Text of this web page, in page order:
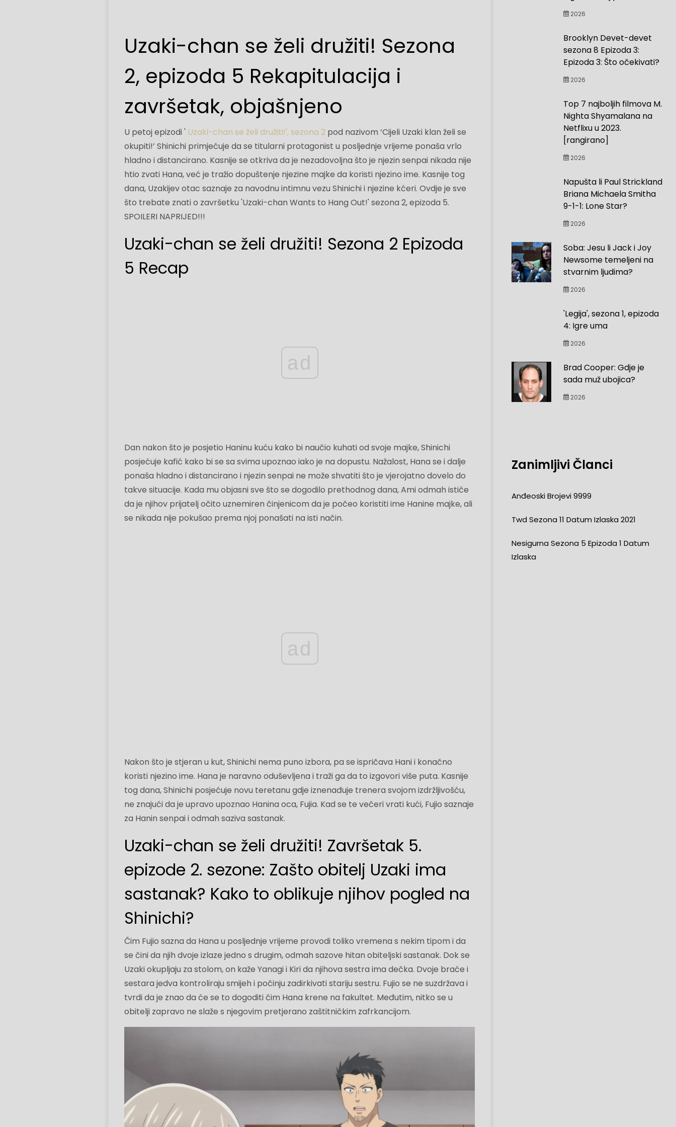
Uzaki-chan se želi družiti! Sezona
2, epizoda 5 Rekapitulacija i
završetak, objašnjeno
U petoj epizodi ' Uzaki-chan se želi družiti!', sezona 2 pod nazivom ‘Cijeli Uzaki klan želi se
okupiti!’ Shinichi primjećuje da se titularni protagonist u posljednje vrijeme ponaša vrlo
hladno i distancirano. Kasnije se otkriva da je nezadovoljna što je njezin senpai nikada nije
htio zvati Hana, već je tražio dopuštenje njezine majke da koristi njezino ime. Kasnije tog
dana, Uzakijev otac saznaje za navodnu intimnu vezu Shinichi i njezine kćeri. Ovdje je sve
što trebate znati o završetku 'Uzaki-chan Wants to Hang Out!' sezona 2, epizoda 5.
SPOILERI NAPRIJED!!!
Uzaki-chan se želi družiti! Sezona 2 Epizoda
5 Recap
ad
Dan nakon što je posjetio Haninu kuću kako bi naučio kuhati od svoje majke, Shinichi
posjećuje kafić kako bi se sa svima upoznao iako je na dopustu. Nažalost, Hana se i dalje
ponaša hladno i distancirano i njezin senpai ne može shvatiti što je vjerojatno dovelo do
takve situacije. Kada mu objasni sve što se dogodilo prethodnog dana, Ami odmah ističe
da je njihov prijatelj očito uznemiren činjenicom da je počeo koristiti ime Hanine majke, ali
se nikada nije pokušao prema njoj ponašati na isti način.
ad
Nakon što je stjeran u kut, Shinichi nema puno izbora, pa se ispričava Hani i konačno
koristi njezino ime. Hana je naravno oduševljena i traži ga da to izgovori više puta. Kasnije
tog dana, Shinichi posjećuje novu teretanu gdje iznenađuje trenera svojom izdržljivošću,
ne znajući da je upravo upoznao Hanina oca, Fujia. Kad se te večeri vrati kući, Fujio saznaje
za Hanin senpai i odmah saziva sastanak.
Uzaki-chan se želi družiti! Završetak 5.
epizode 2. sezone: Zašto obitelj Uzaki ima
sastanak? Kako to oblikuje njihov pogled na
Shinichi?
Čim Fujio sazna da Hana u posljednje vrijeme provodi toliko vremena s nekim tipom i da
se čini da njih dvoje izlaze jedno s drugim, odmah sazove hitan obiteljski sastanak. Dok se
Uzaki okupljaju za stolom, on kaže Yanagi i Kiri da njihova sestra ima dečka. Dvoje braće i
sestara jedva kontroliraju smijeh i počinju zadirkivati ​​stariju sestru. Fujio se ne suzdržava i
tvrdi da je znao da će se to dogoditi čim Hana krene na fakultet. Međutim, nitko se u
obitelji zapravo ne slaže s njegovim pretjerano zaštitničkim zafrkancijom.
2026
Brooklyn Devet-devet
sezona 8 Epizoda 3:
Epizoda 3: Što očekivati?
2026
Top 7 najboljih filmova M.
Nighta Shyamalana na
Netflixu u 2023.
[rangirano]
2026
Napušta li Paul Strickland
Briana Michaela Smitha
9-1-1: Lone Star?
2026
Soba: Jesu li Jack i Joy
Newsome temeljeni na
stvarnim ljudima?
2026
'Legija', sezona 1, epizoda
4: Igre uma
2026
Brad Cooper: Gdje je
sada muž ubojica?
2026
Zanimljivi Članci
Anđeoski Brojevi 9999
Twd Sezona 11 Datum Izlaska 2021
Nesigurna Sezona 5 Epizoda 1 Datum
Izlaska